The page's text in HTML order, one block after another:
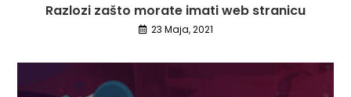
Razlozi zašto morate imati web stranicu
23 Maja, 2021